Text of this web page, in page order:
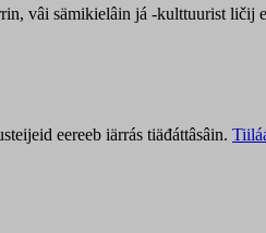
vâi sämikielâin já -kulttuurist ličij
eereeb iärrás tiäđáttâsâin.